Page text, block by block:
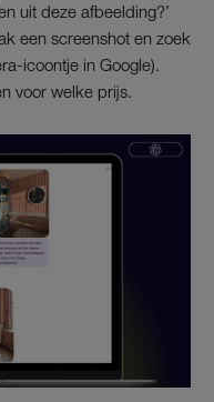
uit deze afbeelding?’
een screenshot en zoek
icoontje in Google).
voor welke prijs.